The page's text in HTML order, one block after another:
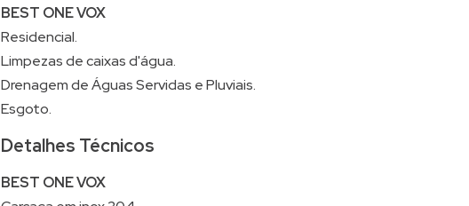
BEST ONE VOX
Residencial.
Limpezas de caixas d'água.
Drenagem de Águas Servidas e Pluviais.
Esgoto.
Detalhes Técnicos
BEST ONE VOX